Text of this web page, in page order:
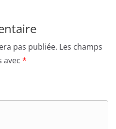
pas publiée. Les champs
avec *